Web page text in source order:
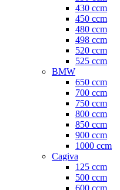
430 ccm
450 ccm
480 ccm
498 ccm
520 ccm
525 ccm
BMW
650 ccm
700 ccm
750 ccm
800 ccm
850 ccm
900 ccm
1000 ccm
Cagiva
125 ccm
500 ccm
600 ccm